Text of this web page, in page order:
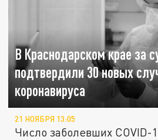
В Краснодарском крае за
подтвердили 30 новых
коронавируса
21 НОЯБРЯ 13:05
Число заболевших COVID-